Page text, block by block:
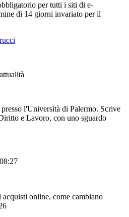
per tutti i siti di e-
di 14 giorni invariato per il
l'Università di Palermo. Scrive
e Lavoro, con uno sguardo